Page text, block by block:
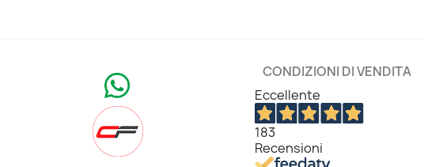
CONDIZIONI DI VENDITA
Eccellente
183
Recensioni